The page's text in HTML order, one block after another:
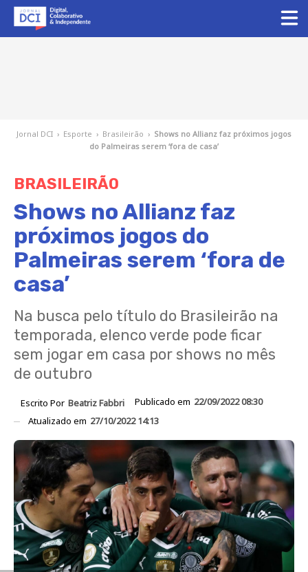
Jornal DCI › Esporte › Brasileirão › Shows no Allianz faz próximos jogos
do Palmeiras serem ‘fora de casa’
BRASILEIRÃO
Shows no Allianz faz
próximos jogos do
Palmeiras serem ‘fora de
casa’
Na busca pelo título do Brasileirão na
temporada, elenco verde pode ficar
sem jogar em casa por shows no mês
de outubro
Escrito Por Beatriz Fabbri Publicado em 22/09/2022 08:30
Atualizado em 27/10/2022 14:13